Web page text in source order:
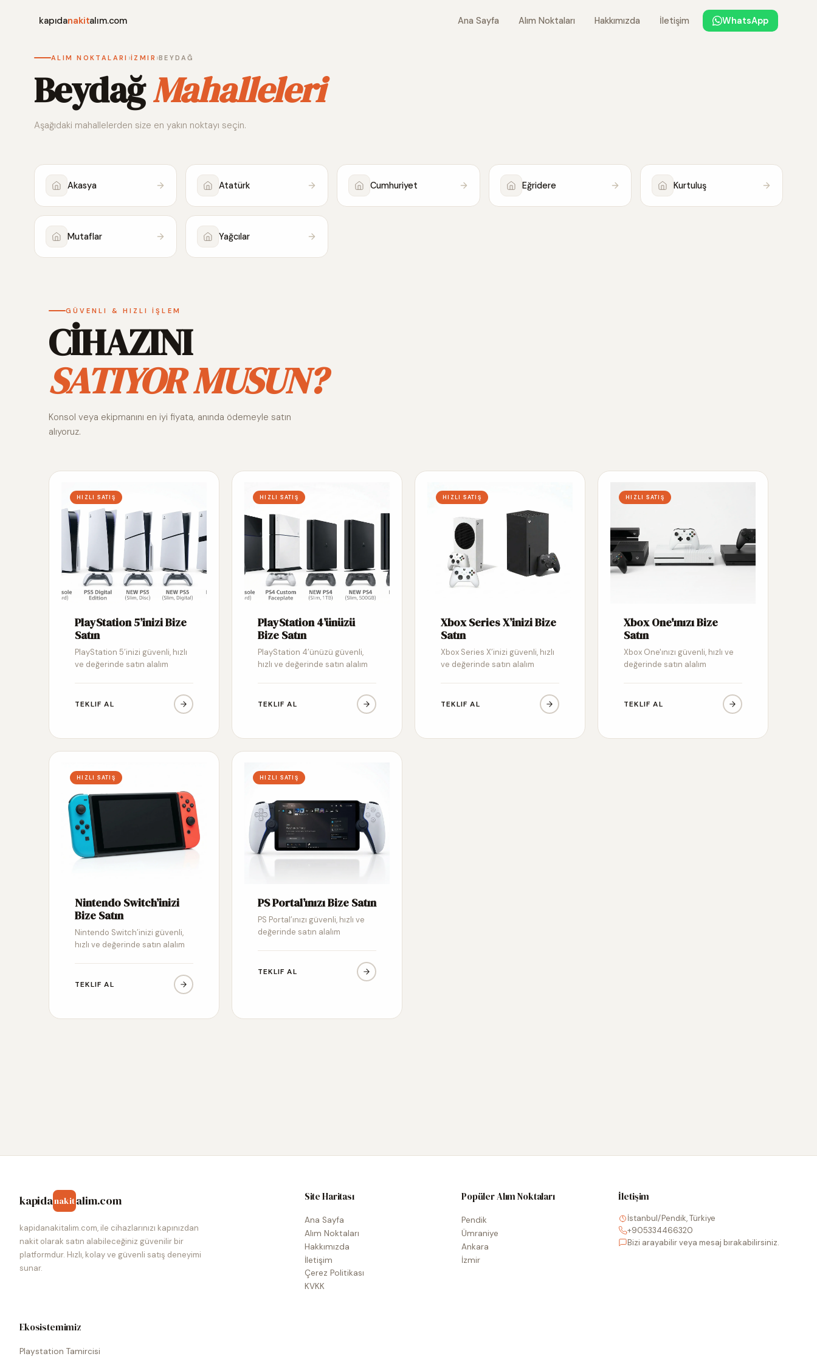
kapıdanakitalım.com Ana Sayfa Alım Noktaları Hakkımızda İletişim WhatsApp
ALIM NOKTALARI ›İZMIR ›BEYDAĞ
BeydağMahalleleri
Aşağıdaki mahallelerden size en yakın noktayı seçin.
Akasya Atatürk Cumhuriyet Eğridere Kurtuluş
Mutaflar Yağcılar
GÜVENLI & HIZLI İŞLEM
CİHAZINI
SATIYOR MUSUN?
Konsol veya ekipmanını en iyi fiyata, anında ödemeyle satın
alıyoruz.
HIZLI SATIŞ
PlayStation 5’inizi Bize
Satın
PlayStation 5’inizi güvenli, hızlı
ve değerinde satın alalım
TEKLIF AL
HIZLI SATIŞ
PlayStation 4’ünüzü
Bize Satın
PlayStation 4’ünüzü güvenli,
hızlı ve değerinde satın alalım
TEKLIF AL
HIZLI SATIŞ
Xbox Series X’inizi Bize
Satın
Xbox Series X’inizi güvenli, hızlı
ve değerinde satın alalım
TEKLIF AL
HIZLI SATIŞ
Xbox One'ınızı Bize
Satın
Xbox One'ınızı güvenli, hızlı ve
değerinde satın alalım
TEKLIF AL
HIZLI SATIŞ
Nintendo Switch’inizi
Bize Satın
Nintendo Switch’inizi güvenli,
hızlı ve değerinde satın alalım
TEKLIF AL
HIZLI SATIŞ
PS Portal’ınızı Bize Satın
PS Portal’ınızı güvenli, hızlı ve
değerinde satın alalım
TEKLIF AL
kapidanakitalim.com
kapidanakitalim.com, ile cihazlarınızı kapınızdan
nakit olarak satın alabileceğiniz güvenilir bir
platformdur. Hızlı, kolay ve güvenli satış deneyimi
sunar.
Site Haritası
Ana Sayfa
Alım Noktaları
Hakkımızda
İletişim
Çerez Politikası
KVKK
Popüler Alım Noktaları
Pendik
Ümraniye
Ankara
İzmir
İletişim
İstanbul/Pendik, Türkiye
+905334466320
Bizi arayabilir veya mesaj bırakabilirsiniz.
Ekosistemimiz
Playstation Tamircisi